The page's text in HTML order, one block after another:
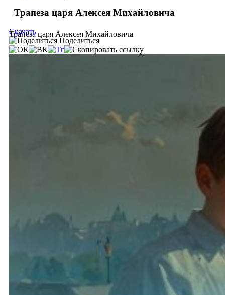
Трапеза царя Алексея Михайловича
Трапеза царя Алексея Михайловича
Скачать
Поделиться